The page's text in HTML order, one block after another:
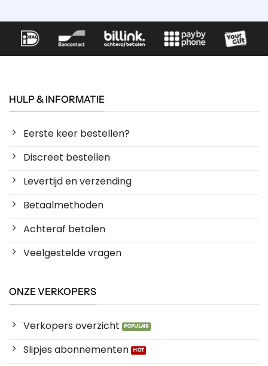
HULP & INFORMATIE
Eerste keer bestellen?
Discreet bestellen
Levertijd en verzending
Betaalmethoden
Achteraf betalen
Veelgestelde vragen
ONZE VERKOPERS
Verkopers overzicht
Slipjes abonnementen